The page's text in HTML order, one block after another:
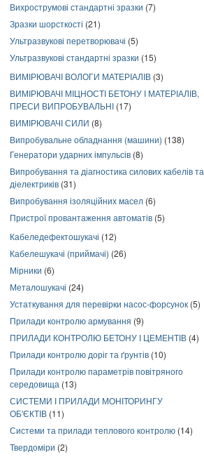
Вихрострумові стандартні зразки (7)
Зразки шорсткості (21)
Ультразвукові перетворювачі (5)
Ультразвукові стандартні зразки (15)
ВИМІРЮВАЧІ ВОЛОГИ МАТЕРІАЛІВ (3)
ВИМІРЮВАЧІ МІЦНОСТІ БЕТОНУ І МАТЕРІАЛІВ,
ПРЕСИ ВИПРОБУВАЛЬНІ (17)
ВИМІРЮВАЧІ СИЛИ (8)
Випробувальне обладнання (машини) (138)
Генератори ударних імпульсів (8)
Випробування та діагностика силових кабелів та
діелектриків (31)
Випробування ізоляційних масел (6)
Пристрої провантаження автоматів (5)
Кабеледефектошукачі (12)
Кабелешукачі (приймачі) (26)
Мірники (6)
Металошукачі (24)
Устаткування для перевірки насос-форсунок (5)
Прилади контролю армування (9)
ПРИЛАДИ КОНТРОЛЮ БЕТОНУ І ЦЕМЕНТІВ (4)
Прилади контролю доріг та ґрунтів (10)
Прилади контролю параметрів повітряного
середовища (13)
СИСТЕМИ І ПРИЛАДИ МОНІТОРИНГУ
ОБ'ЄКТІВ (11)
Системи та прилади теплового контролю (14)
Твердоміри (2)